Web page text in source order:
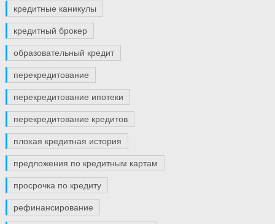
кредитные каникулы
кредитный брокер
образовательный кредит
перекредитование
перекредитование ипотеки
перекредитование кредитов
плохая кредитная история
предложения по кредитным картам
просрочка по кредиту
рефинансирование